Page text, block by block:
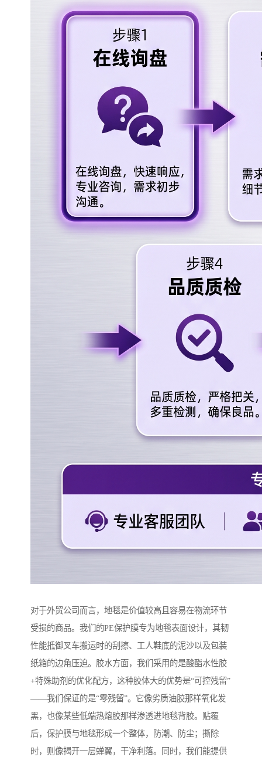
对于外贸公司而言，地毯是价值较高且容易在物流环节
受损的商品。我们的PE保护膜专为地毯表面设计，其韧
性能抵御叉车搬运时的刮擦、工人鞋底的泥沙以及包装
纸箱的边角压迫。胶水方面，我们采用的是酸酯水性胶
+特殊助剂的优化配方，这种胶体大的优势是“可控残留”
——我们保证的是“零残留”。它像劣质油胶那样氧化发
黑，也像某些低端热熔胶那样渗透进地毯背胶。贴覆
后，保护膜与地毯形成一个整体，防潮、防尘；撕除
时，则像揭开一层蝉翼，干净利落。同时，我们能提供